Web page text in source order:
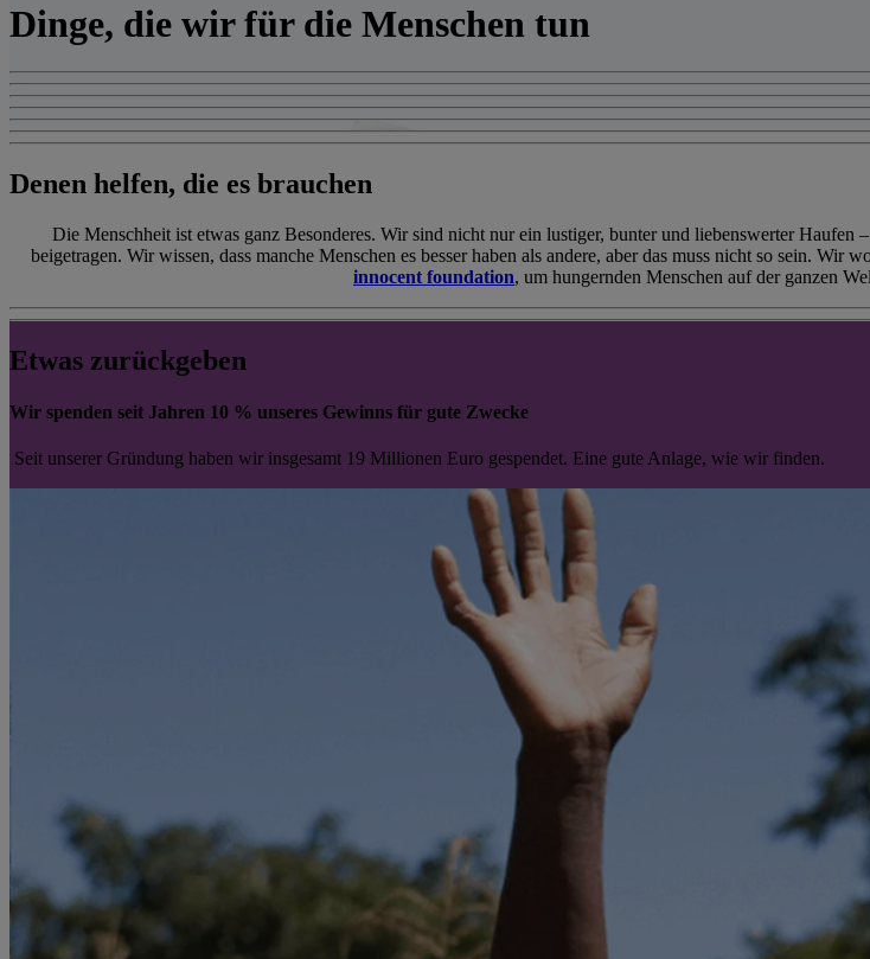
Dinge, die wir für die Menschen tun
Denen helfen, die es brauchen
Die Menschheit ist etwas ganz Besonderes. Wir sind nicht nur ein lustiger, bunter und liebenswerter
beigetragen. Wir wissen, dass manche Menschen es besser haben als andere, aber das muss nicht so sein.
innocent foundation, um hungernden Menschen auf der ganzen
Etwas zurückgeben
Wir spenden seit Jahren 10 % unseres Gewinns für gute Zwecke
Seit unserer Gründung haben wir insgesamt 19 Millionen Euro gespendet. Eine gute Anlage, wie wir finden.